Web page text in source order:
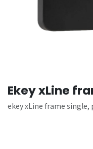
Ekey xLine
ekey xLine frame single,